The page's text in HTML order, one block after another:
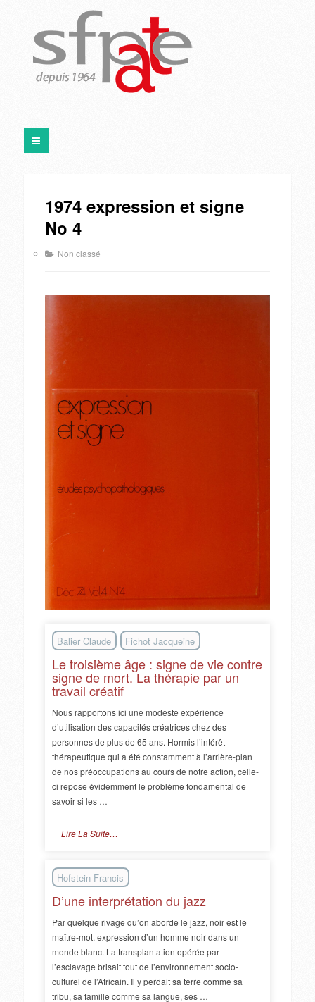
1974 expression et signe
No 4
Non classé
Balier Claude Fichot Jacqueine
Le troisième âge : signe de vie contre
signe de mort. La thérapie par un
travail créatif
Nous rapportons ici une modeste expérience
d’utilisation des capacités créatrices chez des
personnes de plus de 65 ans. Hormis l’intérêt
thérapeutique qui a été constamment à l’arrière-plan
de nos préoccupations au cours de notre action, celle-
ci repose évidemment le problème fondamental de
savoir si les …
Lire La Suite…
Hofstein Francis
D’une interprétation du jazz
Par quelque rivage qu’on aborde le jazz, noir est le
maître-mot. expression d’un homme noir dans un
monde blanc. La transplantation opérée par
l’esclavage brisait tout de l’environnement socio-
culturel de l’Africain. Il y perdait sa terre comme sa
tribu, sa famille comme sa langue, ses …